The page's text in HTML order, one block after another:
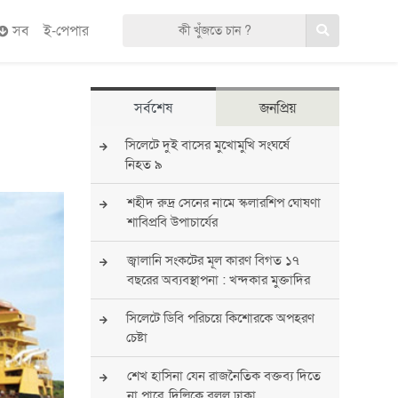
সব ই-পেপার
সর্বশেষ জনপ্রিয়
সিলেটে দুই বাসের মুখোমুখি সংঘর্ষে
নিহত ৯
শহীদ রুদ্র সেনের নামে স্কলারশিপ ঘোষণা
শাবিপ্রবি উপাচার্যের
জ্বালানি সংকটের মূল কারণ বিগত ১৭
বছরের অব্যবস্থাপনা : খন্দকার মুক্তাদির
সিলেটে ডিবি পরিচয়ে কিশোরকে অপহরণ
চেষ্টা
শেখ হাসিনা যেন রাজনৈতিক বক্তব্য দিতে